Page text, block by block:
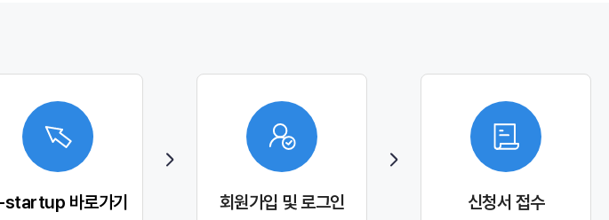
startup 바로가기 회원가입 및 로그인 신청서 접수